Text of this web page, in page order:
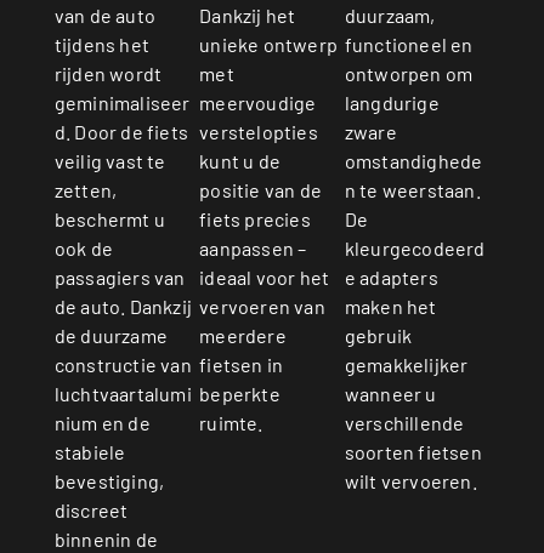
van de auto
tijdens het
rijden wordt
geminimaliseer
d. Door de fiets
veilig vast te
zetten,
beschermt u
ook de
passagiers van
de auto. Dankzij
de duurzame
constructie van
luchtvaartalumi
nium en de
stabiele
bevestiging,
discreet
binnenin de
Dankzij het
unieke ontwerp
met
meervoudige
verstelopties
kunt u de
positie van de
fiets precies
aanpassen –
ideaal voor het
vervoeren van
meerdere
fietsen in
beperkte
ruimte.
duurzaam,
functioneel en
ontworpen om
langdurige
zware
omstandighede
n te weerstaan.
De
kleurgecodeerd
e adapters
maken het
gebruik
gemakkelijker
wanneer u
verschillende
soorten fietsen
wilt vervoeren.